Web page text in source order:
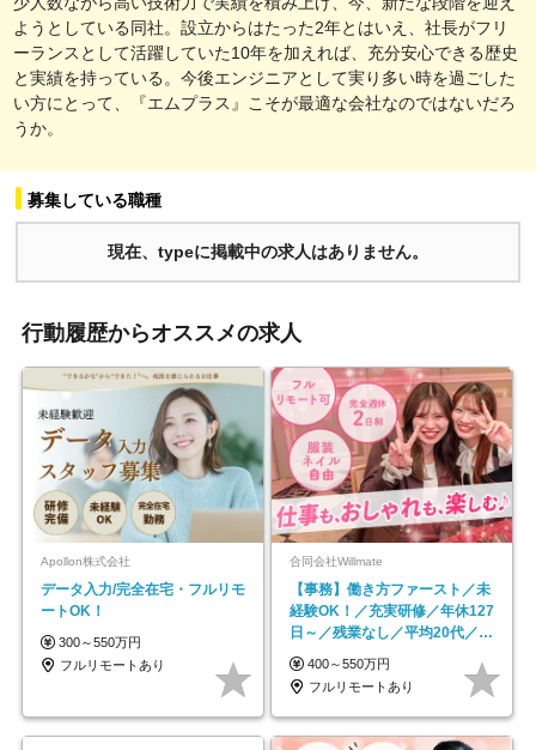
ようとしている同社。設立からはたった2年とはいえ、社長がフリ
ーランスとして活躍していた10年を加えれば、充分安心できる歴史
と実績を持っている。今後エンジニアとして実り多い時を過ごした
い方にとって、『エムプラス』こそが最適な会社なのではないだろ
うか。
募集している職種
現在、typeに掲載中の求人はありません。
行動履歴からオススメの求人
Apollon株式会社
データ入力/完全在宅・フルリモ
ートOK！
300～550万円
フルリモートあり
合同会社Willmate
【事務】働き方ファースト／未
経験OK！／充実研修／年休127
日～／残業なし／平均20代／リ
モートOK
400～550万円
フルリモートあり